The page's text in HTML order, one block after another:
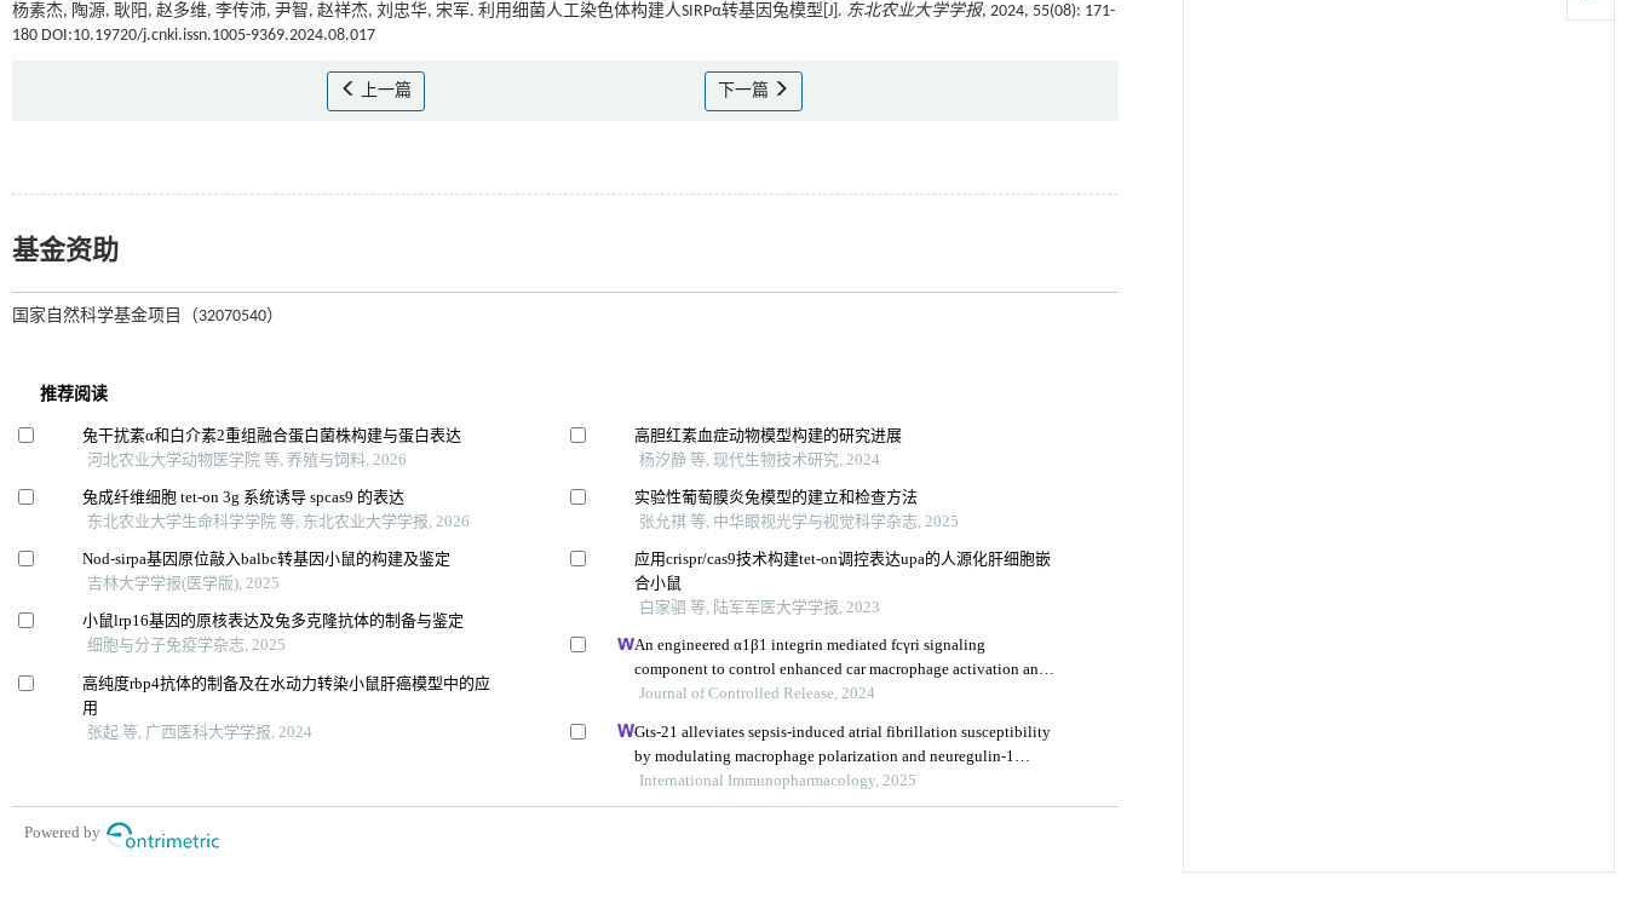
杨素杰, 陶源, 耿阳, 赵多维, 李传沛, 尹智, 赵祥杰, 刘忠华, 宋军. 利用细菌人工染色体构建人SIRPα转基因兔模型[J]. 东北农业大学学报, 2024, 55(08): 171-
180 DOI:10.19720/j.cnki.issn.1005-9369.2024.08.017
上一篇 下一篇
基金资助
国家自然科学基金项目（32070540）